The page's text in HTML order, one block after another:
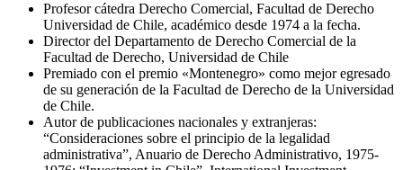
Profesor cátedra Derecho Comercial, Facultad de Derecho
Universidad de Chile, académico desde 1974 a la fecha.
Director del Departamento de Derecho Comercial de la
Facultad de Derecho, Universidad de Chile
Premiado con el premio «Montenegro» como mejor egresado
de su generación de la Facultad de Derecho de la Universidad
de Chile.
Autor de publicaciones nacionales y extranjeras:
“Consideraciones sobre el principio de la legalidad
administrativa”, Anuario de Derecho Administrativo, 1975-